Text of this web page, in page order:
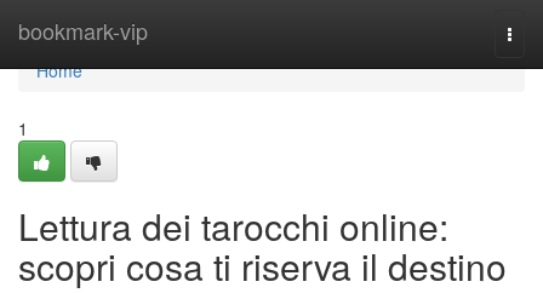
bookmark-vip
Home
Home
1
Lettura dei tarocchi online:
scopri cosa ti riserva il destino